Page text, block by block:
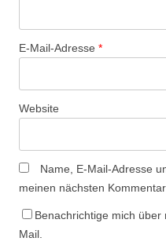
E-Mail-Adresse *
Website
Name, E-Mail-Adresse
meinen nächsten
Benachrichtige mich
Mail.